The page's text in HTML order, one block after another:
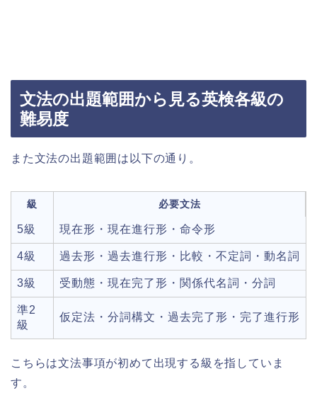
文法の出題範囲から見る英検各級の
難易度
また文法の出題範囲は以下の通り。
級 必要文法
5級 現在形・現在進行形・命令形
4級 過去形・過去進行形・比較・不定詞・動名詞
3級 受動態・現在完了形・関係代名詞・分詞
準2
級
仮定法・分詞構文・過去完了形・完了進行形
こちらは文法事項が初めて出現する級を指していま
す。